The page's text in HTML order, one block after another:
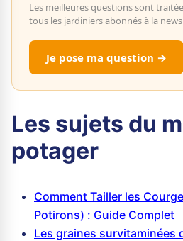
Les meilleures questions sont
tous les jardiniers abonnés à la
Je pose ma question →
Les sujets du
potager
Comment Tailler les
Potirons) : Guide Complet
Les graines survitaminées